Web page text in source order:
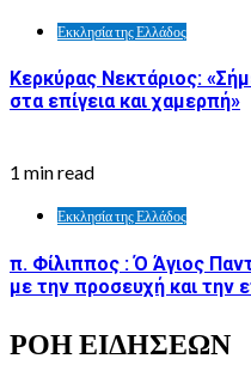
Εκκλησία της Ελλάδος
Κερκύρας Νεκτάριος:
στα επίγεια και χαμερπή»
1 min read
Εκκλησία της Ελλάδος
π. Φίλιππος : Ό Άγιος
με την προσευχή και την
ΡΟΗ ΕΙΔΗΣΕΩΝ